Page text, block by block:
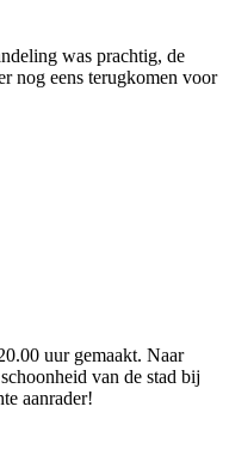
was prachtig, de
nog eens terugkomen voor
uur gemaakt. Naar
van de stad bij
aanrader!